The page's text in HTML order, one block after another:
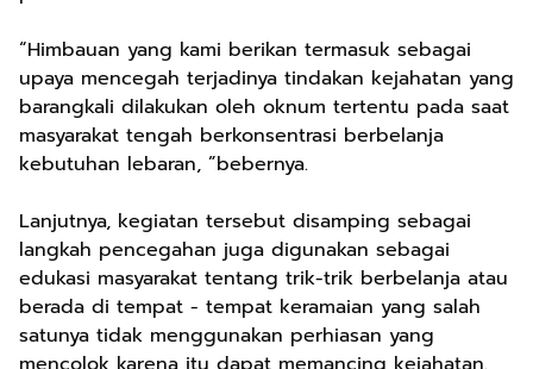
“Himbauan yang kami berikan termasuk sebagai
upaya mencegah terjadinya tindakan kejahatan yang
barangkali dilakukan oleh oknum tertentu pada saat
masyarakat tengah berkonsentrasi berbelanja
kebutuhan lebaran, ”bebernya.
Lanjutnya, kegiatan tersebut disamping sebagai
langkah pencegahan juga digunakan sebagai
edukasi masyarakat tentang trik-trik berbelanja atau
berada di tempat - tempat keramaian yang salah
satunya tidak menggunakan perhiasan yang